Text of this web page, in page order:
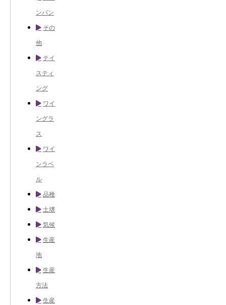
ンパン
その
他
テイ
スティ
ング
ワイ
ングラ
ス
ワイ
ンラベ
ル
品種
土壌
気候
生産
地
生産
方法
生産